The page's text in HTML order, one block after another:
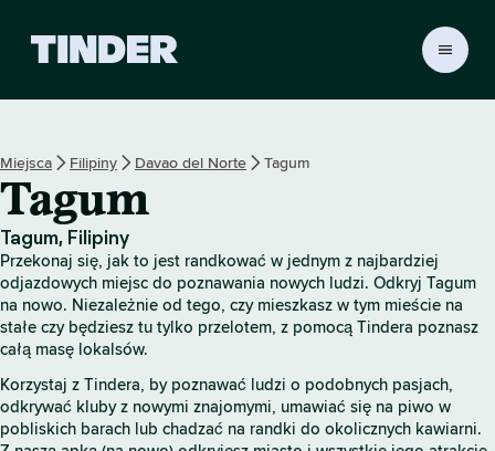
r
o
n
a
g
w
n
a
Miejsca Filipiny Davao del Norte Tagum
Tagum
Tagum, Filipiny
Przekonaj się, jak to jest randkować w jednym z najbardziej
odjazdowych miejsc do poznawania nowych ludzi. Odkryj Tagum
na nowo. Niezależnie od tego, czy mieszkasz w tym mieście na
stałe czy będziesz tu tylko przelotem, z pomocą Tindera poznasz
całą masę lokalsów.
Korzystaj z Tindera, by poznawać ludzi o podobnych pasjach,
odkrywać kluby z nowymi znajomymi, umawiać się na piwo w
pobliskich barach lub chadzać na randki do okolicznych kawiarni.